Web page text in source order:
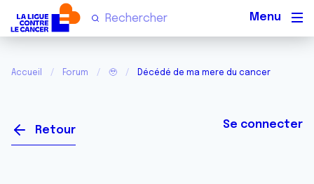
Accueil Forum 🥹 Décédé de ma mere du cancer
Retour Se connecter